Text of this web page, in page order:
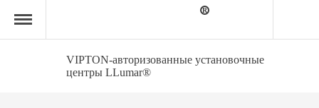
VIPTON-авторизованные установочные
центры LLumar®
страница